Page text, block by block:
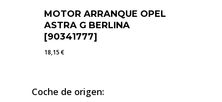
MOTOR ARRANQUE OPEL
ASTRA G BERLINA
[90341777]
18,15€
Coche de origen: